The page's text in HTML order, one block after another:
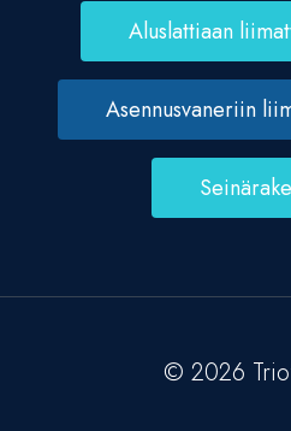
Aluslattiaan
Asennusvaneriin
© 2026